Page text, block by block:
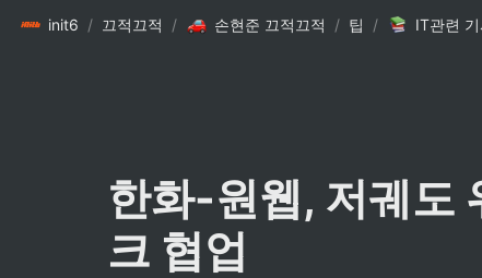
init6 / 끄적끄적 / 손현준 끄적끄적 / 팁 / IT관련
한화-원웹, 저궤도
크 협업